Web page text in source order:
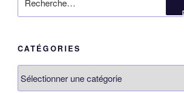
pour
CATÉGORIES